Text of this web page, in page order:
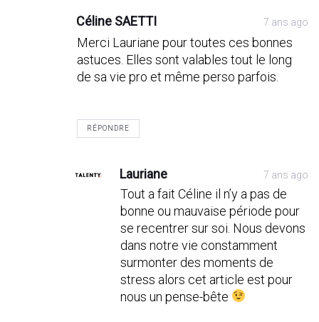
commentCéline SAETTI 7 ans ago
Merci Lauriane pour toutes ces bonnes
astuces. Elles sont valables tout le long
de sa vie pro et même perso parfois.
RÉPONDRE
comment
Lauriane 7 ans ago
Tout a fait Céline il n’y a pas de
bonne ou mauvaise période pour
se recentrer sur soi. Nous devons
dans notre vie constamment
surmonter des moments de
stress alors cet article est pour
nous un pense-bête
comment
comment
comment
comment
comment
comment